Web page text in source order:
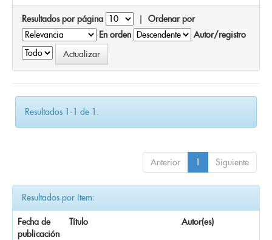
Resultados por página | Ordenar por
En orden
Autor/registro
Resultados 1-1 de 1.
Anterior 1 Siguiente
Resultados por ítem:
Fecha de
publicación
Título Autor(es)